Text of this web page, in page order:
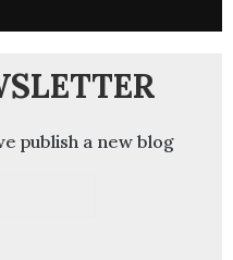
publish a new blog